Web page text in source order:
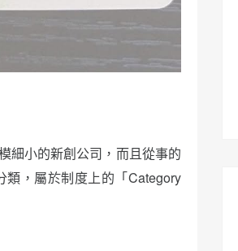
細小的新創公司，而且從事的
，屬於制度上的「Category